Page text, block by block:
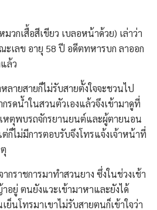
วกเสื้อสีเขียว เบลอหน้าด้วย) เล่าว่า
เลข อายุ 58 ปี อดีตทหารบก ลาออก
ล้ว
ลายสายก็ไม่รับสายตั้งใจจะชวนไป
รดน้ำในสวนตัวเองแล้วจึงเข้ามาดูที่
หตุพบรถจักรยานยนต์และผู้ตายนอน
ก็ไม่มีการตอบรับจึงโทรแจ้งเจ้าหน้าที่
กราชการมาทำสวนยาง ซึ่งในช่วงเช้า
อยู่ ตนยังแวะเข้ามาหาและยังได้
นโทรมาเขาไม่รับสายตนก็เข้าใจว่า